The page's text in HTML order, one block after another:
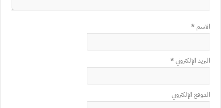
الاسم*
البريد الإلكتروني*
الموقع الإلكتروني